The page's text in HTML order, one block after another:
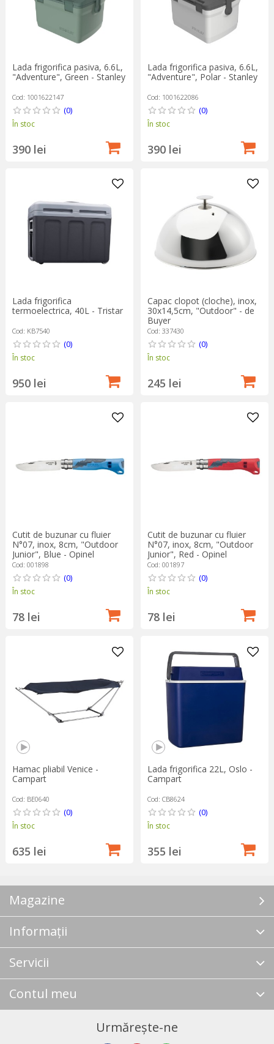
Lada frigorifica pasiva, 6.6L,
"Adventure", Green - Stanley
Cod: 1001622147
(0)
În stoc
390 lei
Lada frigorifica pasiva, 6.6L,
"Adventure", Polar - Stanley
Cod: 1001622086
(0)
În stoc
390 lei
Lada frigorifica
termoelectrica, 40L - Tristar
Cod: KB7540
(0)
În stoc
950 lei
Capac clopot (cloche), inox,
30x14,5cm, "Outdoor" - de
Buyer
Cod: 337430
(0)
În stoc
245 lei
Cutit de buzunar cu fluier
N°07, inox, 8cm, "Outdoor
Junior", Blue - Opinel
Cod: 001898
(0)
În stoc
78 lei
Cutit de buzunar cu fluier
N°07, inox, 8cm, "Outdoor
Junior", Red - Opinel
Cod: 001897
(0)
În stoc
78 lei
Hamac pliabil Venice -
Campart
Cod: BE0640
(0)
În stoc
635 lei
Lada frigorifica 22L, Oslo -
Campart
Cod: CB8624
(0)
În stoc
355 lei
Magazine
Informații
Servicii
Contul meu
Urmărește-ne